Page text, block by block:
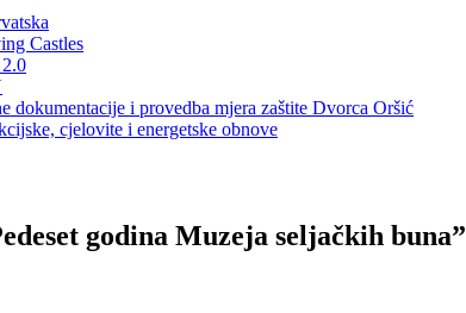
Castles
dokumentacije i provedba mjera zaštite Dvorca Oršić
cjelovite i energetske obnove
godina Muzeja seljačkih buna”